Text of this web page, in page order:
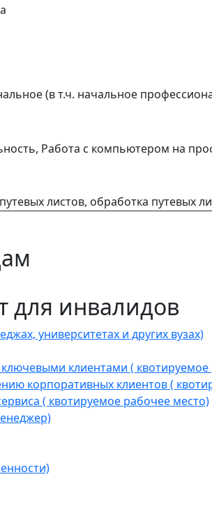
(в т.ч. начальное
Работа с компьютером на
листов, обработка путевых
для инвалидов
университетах и других вузах)
клиентами ( квотируемое
корпоративных клиентов (
( квотируемое рабочее место)